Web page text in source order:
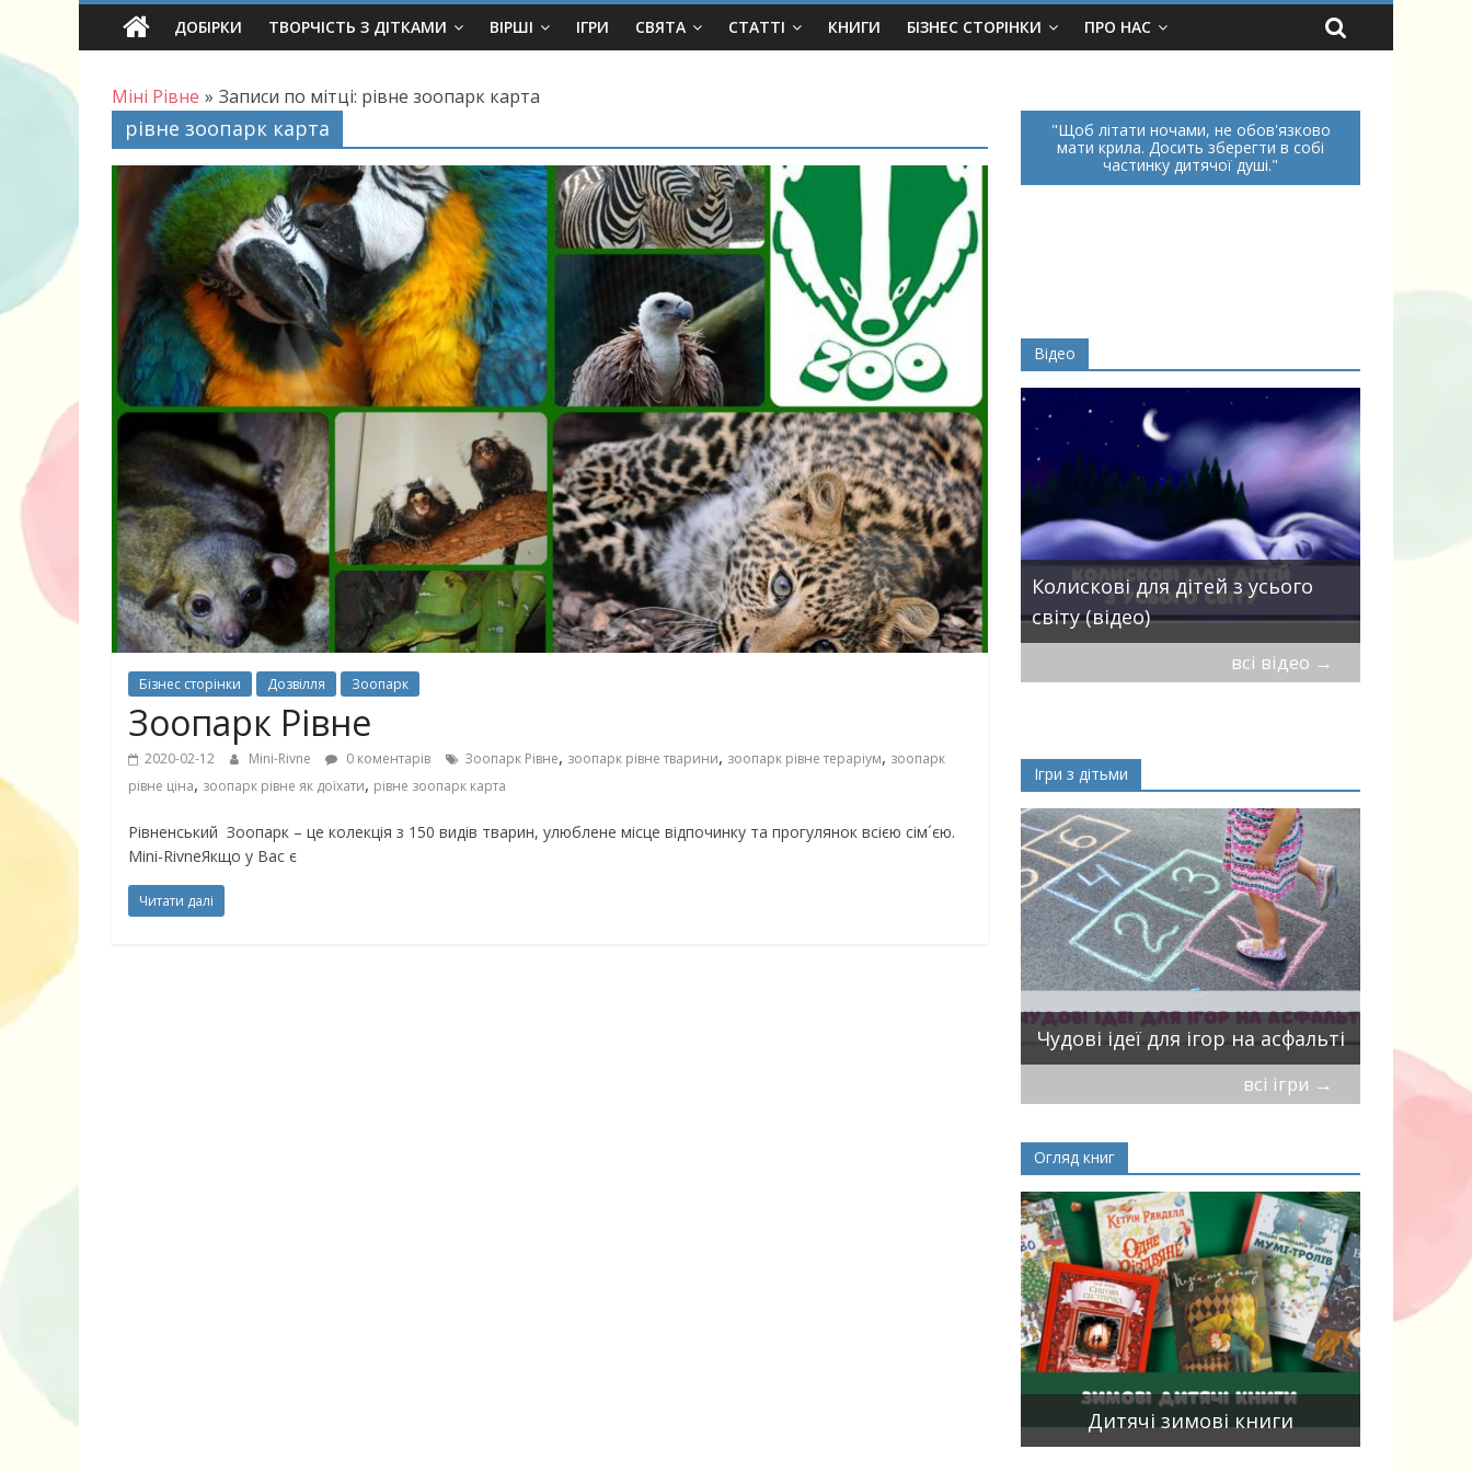
Skip
ДОБІРКИ ТВОРЧІСТЬ З ДІТКАМИ ВІРШІ ІГРИ СВЯТА СТАТТІ КНИГИ БІЗНЕС СТОРІНКИ ПРО НАС
Міні Рівне » Записи по мітці: рівне зоопарк карта
рівне зоопарк карта
Бізнес сторінки Дозвілля Зоопарк
Зоопарк Рівне
2020-02-12 Mini-Rivne 0 коментарів Зоопарк Рівне, зоопарк рівне тварини, зоопарк рівне тераріум, зоопарк
рівне ціна, зоопарк рівне як доїхати, рівне зоопарк карта
Рівненський Зоопарк – це колекція з 150 видів тварин, улюблене місце відпочинку та прогулянок всією сім´єю.
Mini-RivneЯкщо у Вас є
Читати далі
Щоб літати ночами, не обов'язково
мати крила. Досить зберегти в собі
частинку дитячої душі.
Відео
30 найкрасивіших пісень про
маму
Чарівні українські колискові
пісні для дітей (слова та
музика)
Колискові для дітей з усього
світу (відео)
Пісні
всі відео →
Ігри з дітьми
Чудові ідеї для ігор на асфальті
всі ігри →
Огляд книг
Дитячі зимові книги